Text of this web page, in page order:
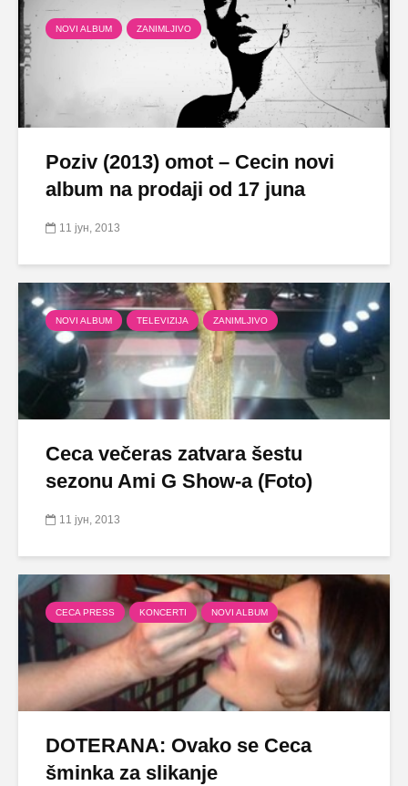
NOVI ALBUM ZANIMLJIVO
Poziv (2013) omot – Cecin novi
album na prodaji od 17 juna
11 јун, 2013
NOVI ALBUM TELEVIZIJA ZANIMLJIVO
Ceca večeras zatvara šestu
sezonu Ami G Show-a (Foto)
11 јун, 2013
CECA PRESS KONCERTI NOVI ALBUM
DOTERANA: Ovako se Ceca
šminka za slikanje